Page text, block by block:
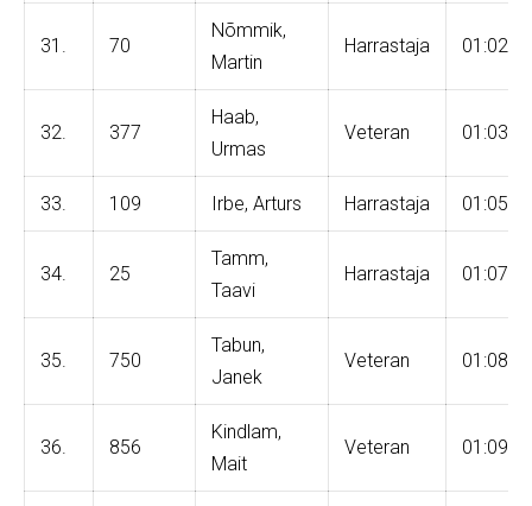
31. 70
Nõmmik,
Martin
Harrastaja
32. 377
Haab,
Urmas
Veteran
33. 109 Irbe, Arturs Harrastaja
34. 25
Tamm,
Taavi
Harrastaja
35. 750
Tabun,
Janek
Veteran
36. 856
Kindlam,
Mait
Veteran